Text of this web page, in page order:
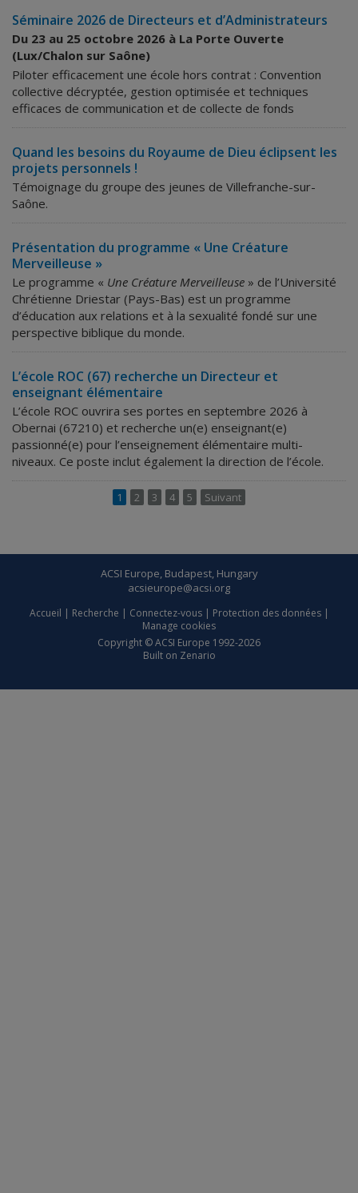
Séminaire 2026 de Directeurs et d’Administrateurs
Du 23 au 25 octobre 2026 à La Porte Ouverte
(Lux/Chalon sur Saône)
Piloter efficacement une école hors contrat : Convention
collective décryptée, gestion optimisée et techniques
efficaces de communication et de collecte de fonds
Quand les besoins du Royaume de Dieu éclipsent les
projets personnels !
Témoignage du groupe des jeunes de Villefranche-sur-
Saône.
Présentation du programme « Une Créature
Merveilleuse »
Le programme « Une Créature Merveilleuse » de l’Université
Chrétienne Driestar (Pays-Bas) est un programme
d’éducation aux relations et à la sexualité fondé sur une
perspective biblique du monde.
L’école ROC (67) recherche un Directeur et
enseignant élémentaire
L’école ROC ouvrira ses portes en septembre 2026 à
Obernai (67210) et recherche un(e) enseignant(e)
passionné(e) pour l’enseignement élémentaire multi-
niveaux. Ce poste inclut également la direction de l’école.
1 2 3 4 5 Suivant
ACSI Europe, Budapest, Hungary
acsieurope@acsi.org
Accueil | Recherche | Connectez-vous | Protection des données |
Manage cookies
Copyright © ACSI Europe 1992-2026
Built on Zenario